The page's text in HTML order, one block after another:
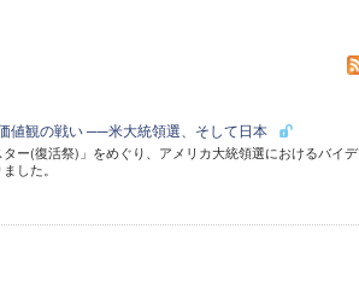
値観の戦い ──米大統領選、そして日本
ー(復活祭)」をめぐり、アメリカ大統領選におけるバイデ
した。